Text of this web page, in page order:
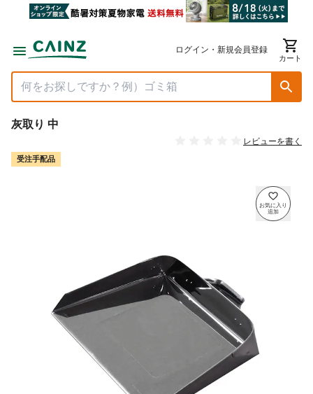
ログイン・新規会員登録
カート
灰取り 中
レビューを書く
受注手配品